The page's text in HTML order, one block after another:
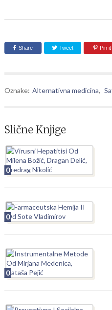
Share Tweet Pin it
Oznake: Alternativna medicina,
Slične Knjige
0
0
0